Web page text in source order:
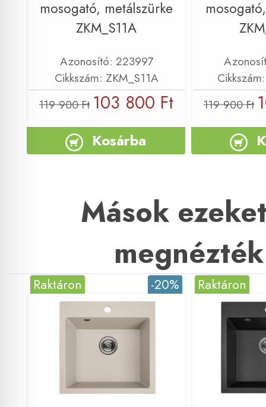
mosogató, metálszürke
ZKM_S11A
Azonosító: 223997
Cikkszám: ZKM_S11A
119 900 Ft 103 800 Ft
Kosárba
119 900 Ft
Mások
megnézték
-20%
Raktáron Raktáron